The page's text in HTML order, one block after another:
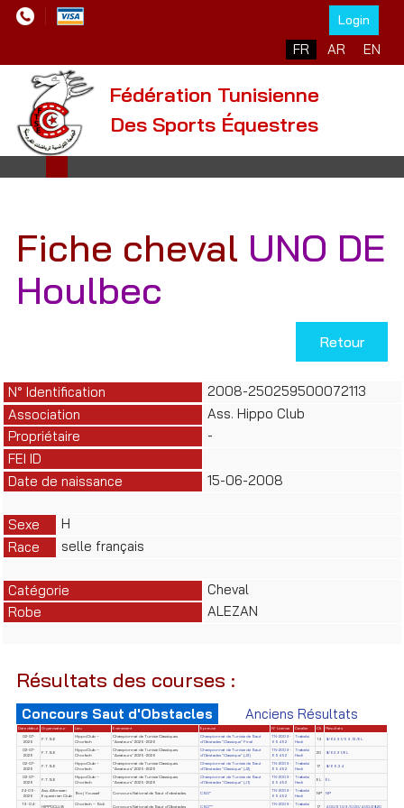
Login
Sélectionnez votre
FR AR EN
Fédération Tunisienne
Des Sports Équestres
Fiche cheval UNO DE
Houlbec
Retour
N° Identification
2008-250259500072113
Association
Ass. Hippo Club
Propriétaire
-
FEI ID
Date de naissance
15-06-2008
Sexe
H
Race
selle français
Catégorie
Cheval
Robe
ALEZAN
Résultats des courses :
Concours Saut d'Obstacles Anciens Résultats
Date début Organisateur Lieu Evènement Epreuve N° License Cavalier Clt
Résultats
02-07-
2026
F.T.S.E
HippoClub –
Chorfech
Championnat de Tunisie Classiques
"Amateurs" 2025-2026
Championnat de Tunisie de Saut
d'Obstacles "Classique" Final
TN-2009-
65452
Trabelsi
Hedi
19 8/62.91/59.13/EL
02-07-
2026
F.T.S.E
HippoClub –
Chorfech
Championnat de Tunisie Classiques
"Amateurs" 2025-2026
Championnat de Tunisie de Saut
d'Obstacles "Classique" (J3)
TN-2009-
65452
Trabelsi
Hedi
20 8/62.91/EL
02-07-
2026
F.T.S.E
HippoClub –
Chorfech
Championnat de Tunisie Classiques
"Amateurs" 2025-2026
Championnat de Tunisie de Saut
d'Obstacles "Classique" (J2)
TN-2009-
65452
Trabelsi
Hedi
17 8/66.34
02-07-
2026
F.T.S.E
HippoClub –
Chorfech
Championnat de Tunisie Classiques
"Amateurs" 2025-2026
Championnat de Tunisie de Saut
d'Obstacles "Classique" (J1)
TN-2009-
65452
Trabelsi
Hedi
EL EL
24-05-
2026
Ass. Alforssan
Equestrian Club
Borj Youssef Concours National de Saut d'obstacles CSO*
TN-2009-
65452
Trabelsi
Hedi
NP NP
19-04-
HIPPOCLUB
Chorfech – Sidi
Concours National de Saut d'Obstacles CSO**
TN-2009-
Trabelsi
17 4.00/31.09/0.00/4.00/28.20